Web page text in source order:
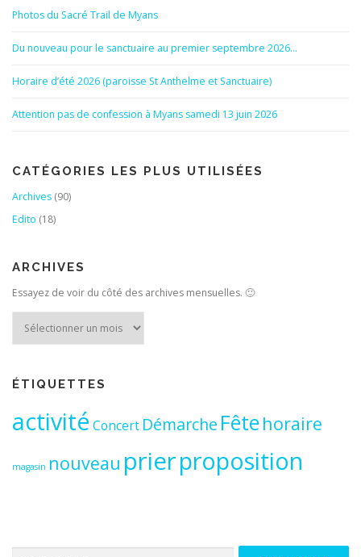
Photos du Sacré Trail de Myans
Du nouveau pour le sanctuaire au premier septembre 2026…
Horaire d’été 2026 (paroisse St Anthelme et Sanctuaire)
Attention pas de confession à Myans samedi 13 juin 2026
CATÉGORIES LES PLUS UTILISÉES
Archives (90)
Edito (18)
ARCHIVES
Essayez de voir du côté des archives mensuelles. 🙂
ÉTIQUETTES
activité Concert Démarche Fête horaire
magasin nouveau prierproposition